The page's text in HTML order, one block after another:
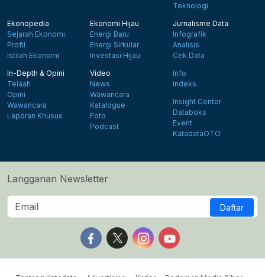
Teknologi
Ekonopedia
Sejarah Ekonomi
Profil
Istilah Ekonomi
Ekonomi Hijau
Energi Baru
Energi Sirkular
Investasi Hijau
Jurnalisme Data
Infografik
Analisis
Cek Data
In-Depth & Opini
Telaah
Opini
Wawancara
Laporan Khusus
Video
News
Wawancara
Katalogue
Foto
Podcast
Info
Indeks
Insight Center
Databoks
Event
KatadataOTO
Langganan Newsletter
Daftar
Follow us on Facebook
Follow us on X
Follow us on Instagram
Follow us on